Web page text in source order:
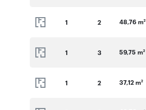
1 2 48,76 m2
1 3 59,75 m2
1 2 37,12 m2